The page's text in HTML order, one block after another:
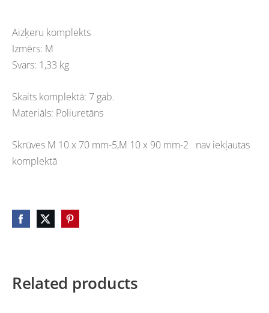
Aizķeru komplekts
Izmērs: M
Svars: 1,33 kg
Skaits komplektā: 7 gab.
Materiāls: Poliuretāns
Skrūves M 10 x 70 mm-5,M 10 x 90 mm-2 nav iekļautas
komplektā
Related products